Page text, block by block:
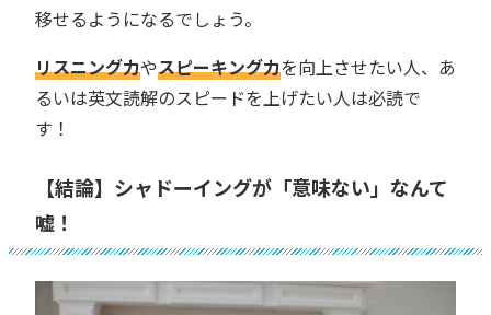
移せるようになるでしょう。
リスニング力やスピーキング力を向上させたい人、あ
るいは英文読解のスピードを上げたい人は必読で
す！
【結論】シャドーイングが「意味ない」なんて
嘘！